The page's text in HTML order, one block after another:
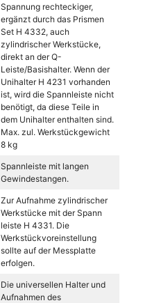
Spannung rechteckiger,
ergänzt durch das Prismen
Set H 4332, auch
zylindrischer Werkstücke,
direkt an der Q-
Leiste/Basishalter. Wenn der
Unihalter H 4231 vorhanden
ist, wird die Spannleiste nicht
benötigt, da diese Teile in
dem Unihalter enthalten sind.
Max. zul. Werkstückgewicht
8 kg
Spannleiste mit langen
Gewindestangen.
Zur Aufnahme zylindrischer
Werkstücke mit der Spann
leiste H 4331. Die
Werkstückvoreinstellung
sollte auf der Messplatte
erfolgen.
Die universellen Halter und
Aufnahmen des